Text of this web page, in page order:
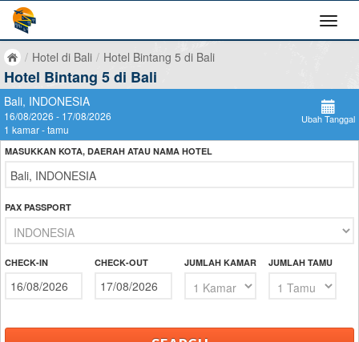
/ Hotel di Bali / Hotel Bintang 5 di Bali
Hotel Bintang 5 di Bali
Bali, INDONESIA
16/08/2026 - 17/08/2026
1 kamar - tamu
Ubah Tanggal
MASUKKAN KOTA, DAERAH ATAU NAMA HOTEL
PAX PASSPORT
CHECK-IN CHECK-OUT JUMLAH KAMAR JUMLAH TAMU